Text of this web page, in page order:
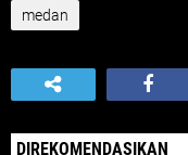
medan
DIREKOMENDASIKAN